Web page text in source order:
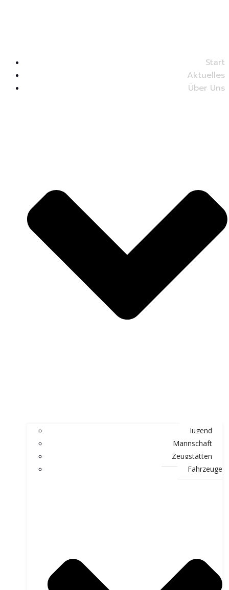
Start
Aktuelles
Über Uns
Jugend
Mannschaft
Zeugstätten
Fahrzeuge